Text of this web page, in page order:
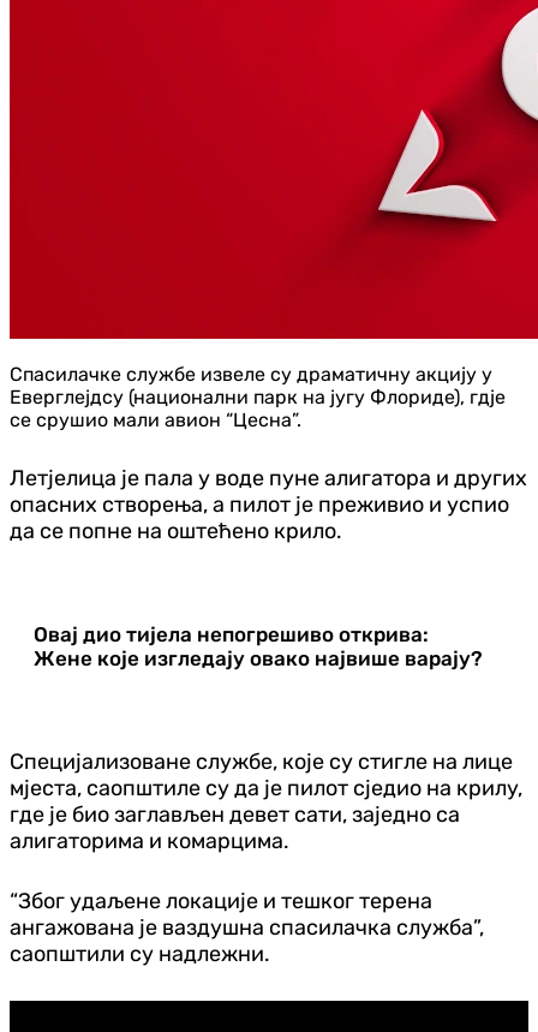
Спасилачке службе извеле су драматичну акцију у
Еверглејдсу (национални парк на југу Флориде), гдје
се срушио мали авион “Цесна”.
Летјелица је пала у воде пуне алигатора и других
опасних створења, а пилот је преживио и успио
да се попне на оштећено крило.
Овај дио тијела непогрешиво открива:
Жене које изгледају овако највише варају?
Специјализоване службе, које су стигле на лице
мјеста, саопштиле су да је пилот сједио на крилу,
где је био заглављен девет сати, заједно са
алигаторима и комарцима.
“Због удаљене локације и тешког терена
ангажована је ваздушна спасилачка служба”,
саопштили су надлежни.